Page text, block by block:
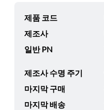
제품 코드
제조사
일반 PN
제조사 수명 주기
마지막 구매
마지막 배송